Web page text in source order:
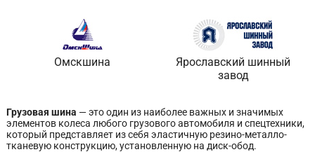
Омскшина
Ярославский шинный
завод
Грузовая шина — это один из наиболее важных и значимых
элементов колеса любого грузового автомобиля и спецтехники,
который представляет из себя эластичную резино-металло-
тканевую конструкцию, установленную на диск-обод.